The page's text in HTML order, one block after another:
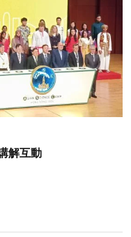
解互動